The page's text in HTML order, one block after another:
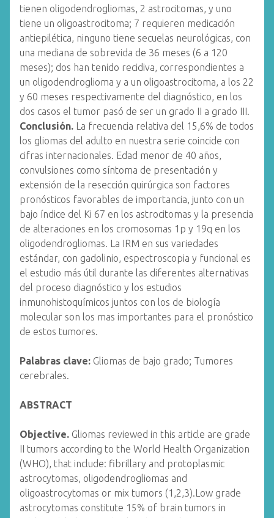
tienen oligodendrogliomas, 2 astrocitomas, y uno
tiene un oligoastrocitoma; 7 requieren medicación
antiepilética, ninguno tiene secuelas neurológicas, con
una mediana de sobrevida de 36 meses (6 a 120
meses); dos han tenido recidiva, correspondientes a
un oligodendroglioma y a un oligoastrocitoma, a los 22
y 60 meses respectivamente del diagnóstico, en los
dos casos el tumor pasó de ser un grado II a grado III.
Conclusión. La frecuencia relativa del 15,6% de todos
los gliomas del adulto en nuestra serie coincide con
cifras internacionales. Edad menor de 40 años,
convulsiones como síntoma de presentación y
extensión de la resección quirúrgica son factores
pronósticos favorables de importancia, junto con un
bajo índice del Ki 67 en los astrocitomas y la presencia
de alteraciones en los cromosomas 1p y 19q en los
oligodendrogliomas. La IRM en sus variedades
estándar, con gadolinio, espectroscopia y funcional es
el estudio más útil durante las diferentes alternativas
del proceso diagnóstico y los estudios
inmunohistoquímicos juntos con los de biología
molecular son los mas importantes para el pronóstico
de estos tumores.
Palabras clave: Gliomas de bajo grado; Tumores
cerebrales.
ABSTRACT
Objective. Gliomas reviewed in this article are grade
II tumors according to the World Health Organization
(WHO), that include: fibrillary and protoplasmic
astrocytomas, oligodendrogliomas and
oligoastrocytomas or mix tumors (1,2,3).Low grade
astrocytomas constitute 15% of brain tumors in